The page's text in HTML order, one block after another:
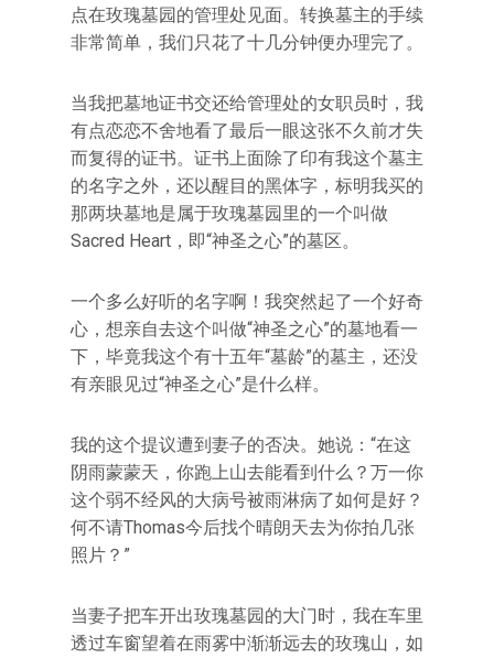
点在玫瑰墓园的管理处见面。转换墓主的手续
非常简单，我们只花了十几分钟便办理完了。
当我把墓地证书交还给管理处的女职员时，我
有点恋恋不舍地看了最后一眼这张不久前才失
而复得的证书。证书上面除了印有我这个墓主
的名字之外，还以醒目的黑体字，标明我买的
那两块墓地是属于玫瑰墓园里的一个叫做
Sacred Heart，即“神圣之心”的墓区。
一个多么好听的名字啊！我突然起了一个好奇
心，想亲自去这个叫做“神圣之心”的墓地看一
下，毕竟我这个有十五年“墓龄”的墓主，还没
有亲眼见过“神圣之心”是什么样。
我的这个提议遭到妻子的否决。她说：“在这
阴雨蒙蒙天，你跑上山去能看到什么？万一你
这个弱不经风的大病号被雨淋病了如何是好？
何不请Thomas今后找个晴朗天去为你拍几张
照片？”
当妻子把车开出玫瑰墓园的大门时，我在车里
透过车窗望着在雨雾中渐渐远去的玫瑰山，如